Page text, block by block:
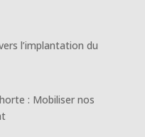
l’implantation du
: Mobiliser nos